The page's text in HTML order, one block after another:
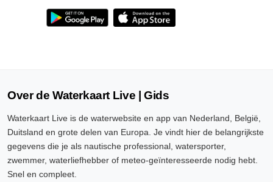
Over de Waterkaart Live | Gids
Waterkaart Live is de waterwebsite en app van Nederland, België,
Duitsland en grote delen van Europa. Je vindt hier de belangrijkste
gegevens die je als nautische professional, watersporter,
zwemmer, waterliefhebber of meteo-geïnteresseerde nodig hebt.
Snel en compleet.